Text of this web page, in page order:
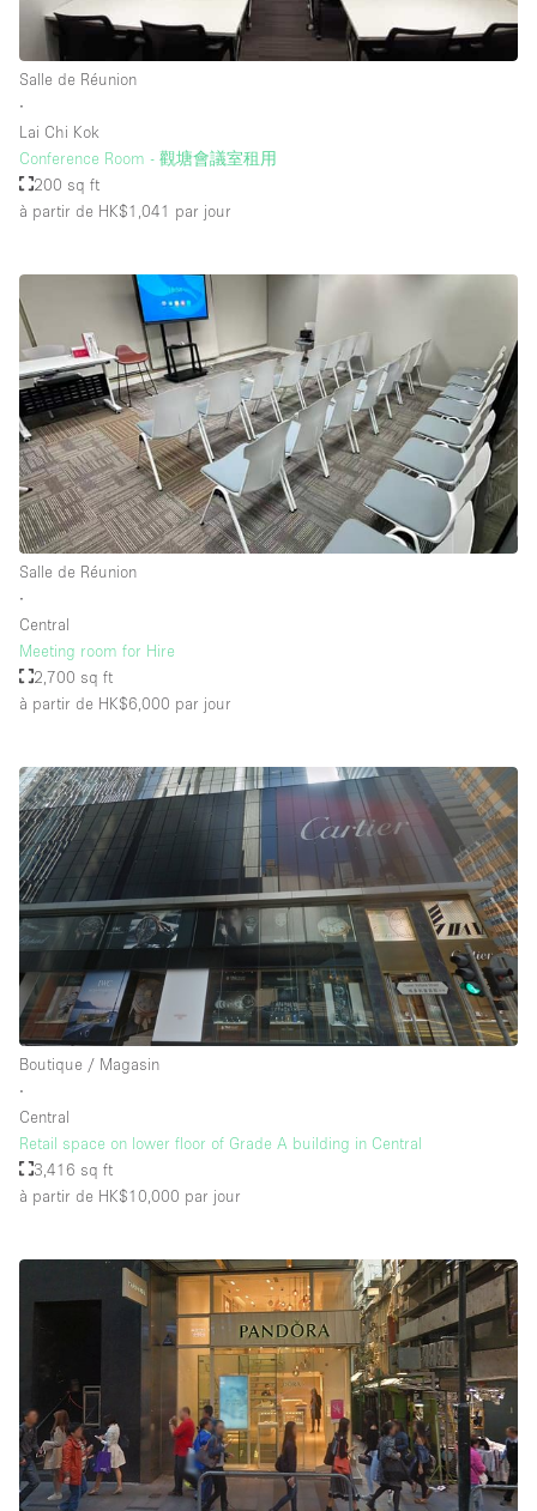
Équipement de bureau
Équipement sonore et vidéo
Étage/accès
Sous-sol
Rez-de-chaussée sur rue
Centre commercial
Rooftop
À l'étage
Autre
Salle de Réunion
∙
Lai Chi Kok
Conference Room - 觀塘會議室租用
200 sq ft
à partir de HK$1,041 par jour
Salle de Réunion
∙
Central
Meeting room for Hire
2,700 sq ft
à partir de HK$6,000 par jour
Boutique / Magasin
∙
Central
Retail space on lower floor of Grade A building in Central
3,416 sq ft
à partir de HK$10,000 par jour